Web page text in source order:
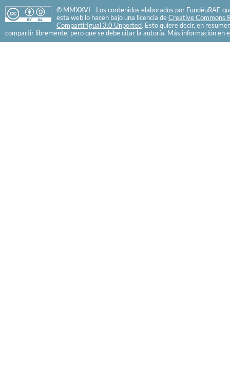
© MMXXVI - Los contenidos elaborados por FundéuRAE
esta web lo hacen bajo una licencia de Creative Commons
CompartirIgual 3.0 Unported. Esto quiere decir, en
compartir libremente, pero que se debe citar la autoría. Más información en